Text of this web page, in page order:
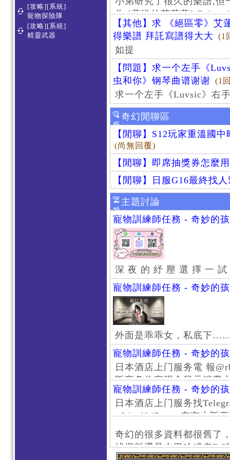
[攻略][系統]
寵物探險隊
[攻略][系統]
精靈武器
作 [葬送的芙莉蓮]-
【其他】求 《絕區零》艾
得樂譜 拜託寫譜得大大
(1
如提
【問題】求一个左手《
虫和你》钢琴曲谱谢谢 (1
求一个左手《Luvsic》右
奇幻閒聊區
【閒聊】S12玩家重溫國
(尚無回覆)
【閒聊】即席抽獎券怎麼
【閒聊】日服G16最終找
主題討論
寵物訓練師任務 - 奇妙的
深 夜 的 紓 壓 選 擇 一
寵物訓練師任務 - 奇妙的
外面是乖乖女，私底下
寵物訓練師任務 - 奇妙的
日本酒店上门服务電 報
阪商务住宅现金日元消费
京风俗 #大阪风俗 #东京
上门服务新宿风俗 #梅田
#日本萝莉 #大阪萝莉 #日
寵物訓練師任務 - 奇妙的
日本酒店上门服务找
/@jptd847utpp 东京大阪
京旅游 #大阪旅游 #东京
东京上门服务 #大阪上门
心斋桥风俗 #日本女孩 #
奇幻的很多資料都很舊了
找資料還是去巴哈或者